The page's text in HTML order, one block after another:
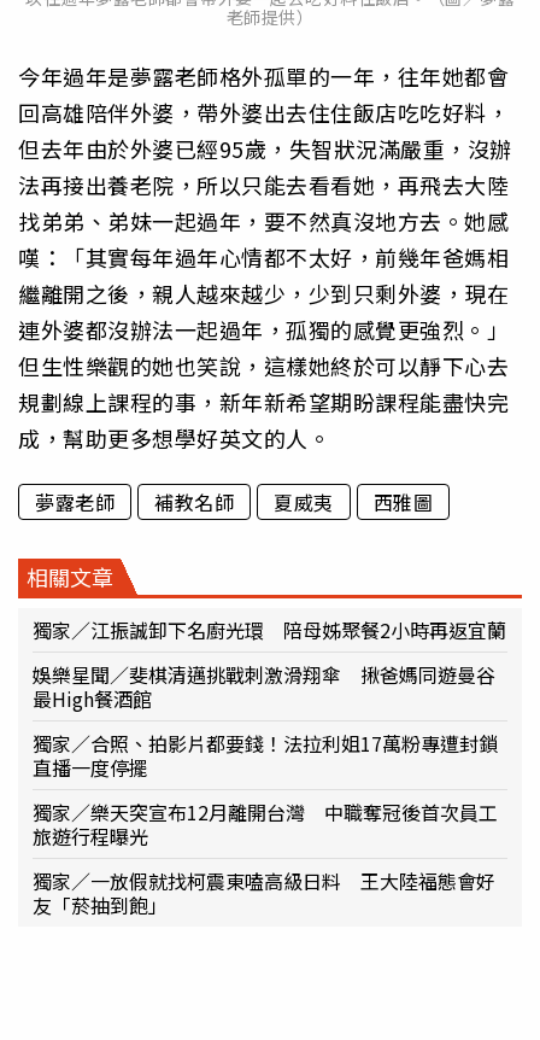
老師提供）
今年過年是夢露老師格外孤單的一年，往年她都會
回高雄陪伴外婆，帶外婆出去住住飯店吃吃好料，
但去年由於外婆已經95歲，失智狀況滿嚴重，沒辦
法再接出養老院，所以只能去看看她，再飛去大陸
找弟弟、弟妹一起過年，要不然真沒地方去。她感
嘆：「其實每年過年心情都不太好，前幾年爸媽相
繼離開之後，親人越來越少，少到只剩外婆，現在
連外婆都沒辦法一起過年，孤獨的感覺更強烈。」
但生性樂觀的她也笑說，這樣她終於可以靜下心去
規劃線上課程的事，新年新希望期盼課程能盡快完
成，幫助更多想學好英文的人。
夢露老師 補教名師 夏威夷 西雅圖
相關文章
獨家／江振誠卸下名廚光環 陪母姊聚餐2小時再返宜蘭
娛樂星聞／斐棋清邁挑戰刺激滑翔傘 揪爸媽同遊曼谷
最High餐酒館
獨家／合照、拍影片都要錢！法拉利姐17萬粉專遭封鎖
直播一度停擺
獨家／樂天突宣布12月離開台灣 中職奪冠後首次員工
旅遊行程曝光
獨家／一放假就找柯震東嗑高級日料 王大陸福態會好
友「菸抽到飽」